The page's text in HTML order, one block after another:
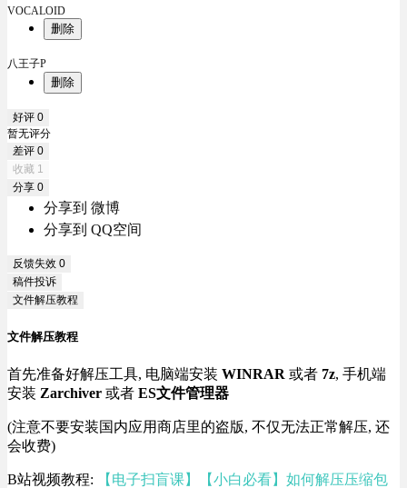
VOCALOID
删除
八王子P
删除
好评 0
暂无评分
差评 0
收藏 1
分享 0
分享到 微博
分享到 QQ空间
反馈失效 0
稿件投诉
文件解压教程
文件解压教程
首先准备好解压工具, 电脑端安装 WINRAR 或者 7z, 手机端
安装 Zarchiver 或者 ES文件管理器
(注意不要安装国内应用商店里的盗版, 不仅无法正常解压, 还
会收费)
B站视频教程: 【电子扫盲课】【小白必看】如何解压压缩包